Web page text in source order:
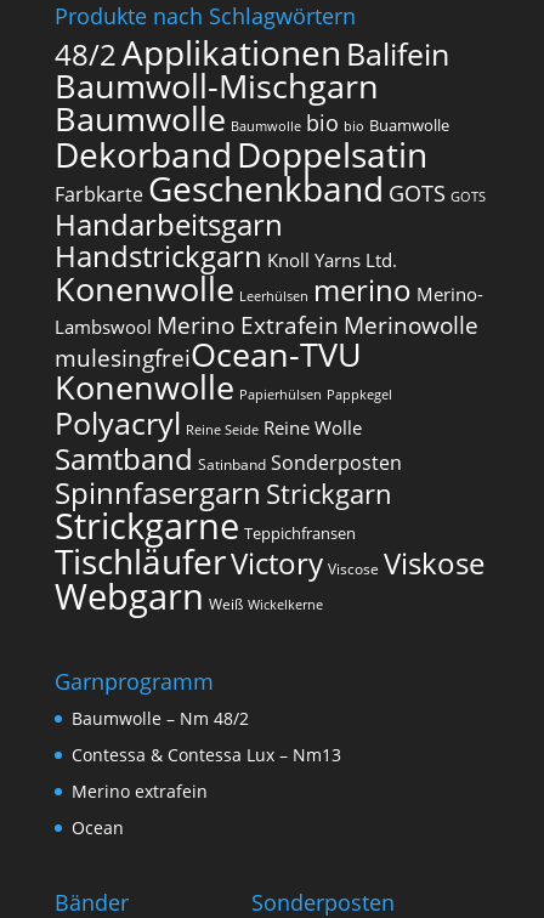
Produkte nach Schlagwörtern
48/2Applikationen Balifein
Baumwoll-Mischgarn
Baumwolle Baumwolle bio bio Buamwolle
Dekorband Doppelsatin
Farbkarte Geschenkband GOTS GOTS
Handarbeitsgarn
Handstrickgarn Knoll Yarns Ltd.
Konenwolle Leerhülsen merino Merino-
Lambswool Merino Extrafein Merinowolle
mulesingfrei​Ocean-TVU
Konenwolle Papierhülsen Pappkegel
Polyacryl Reine Seide Reine Wolle
Samtband Satinband Sonderposten
Spinnfasergarn Strickgarn
Strickgarne Teppichfransen
TischläuferVictory Viscose Viskose
Webgarn Weiß Wickelkerne
Garnprogramm
Baumwolle – Nm 48/2
Contessa & Contessa Lux – Nm13
Merino extrafein
Ocean
Bänder Sonderposten